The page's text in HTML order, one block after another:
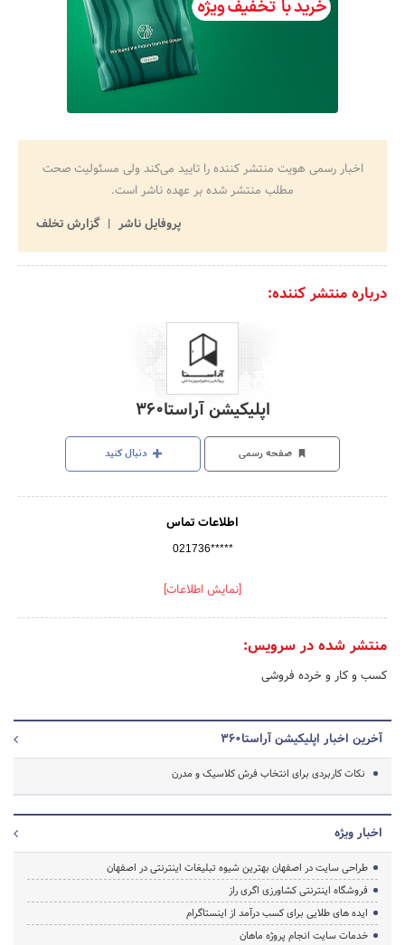
اخبار رسمی هویت منتشر کننده را تایید می‌کند ولی مسئولیت صحت
مطلب منتشر شده بر عهده ناشر است.
پروفایل ناشر
گزارش تخلف
درباره منتشر کننده:
اپلیکیشن آراستا360
صفحه رسمی دنبال کنید
اطلاعات تماس
021736*****
[نمایش اطلاعات]
منتشر شده در سرویس:
کسب و کار و خرده فروشی
آخرین اخبار اپلیکیشن آراستا360
نکات کاربردی برای انتخاب فرش کلاسیک و مدرن
اخبار ویژه
طراحی سایت در اصفهان بهترین شیوه تبلیغات اینترنتی در اصفهان
فروشگاه اینترنتی کشاورزی اگری راز
ایده های طلایی برای کسب درآمد از اینستاگرام
خدمات سایت انجام پروژه ماهان